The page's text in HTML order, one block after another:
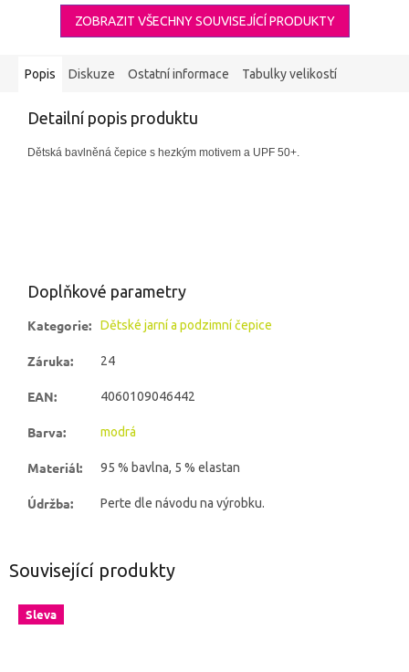
ZOBRAZIT VŠECHNY SOUVISEJÍCÍ PRODUKTY
Popis Diskuze Ostatní informace Tabulky velikostí
Detailní popis produktu
Dětská bavlněná čepice s hezkým motivem a UPF 50+.
Doplňkové parametry
Kategorie: Dětské jarní a podzimní čepice
Záruka: 24
EAN: 4060109046442
Barva: modrá
Materiál: 95 % bavlna, 5 % elastan
Údržba: Perte dle návodu na výrobku.
Související produkty
Sleva